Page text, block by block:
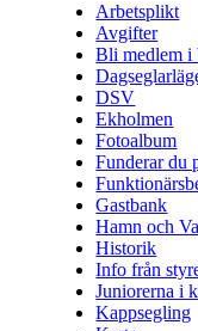
Arbetsplikt
Avgifter
Bli medlem i
DSV
Ekholmen
Fotoalbum
Funderar du
Gastbank
Hamn och
Historik
Info från
Juniorerna i
Kappsegling